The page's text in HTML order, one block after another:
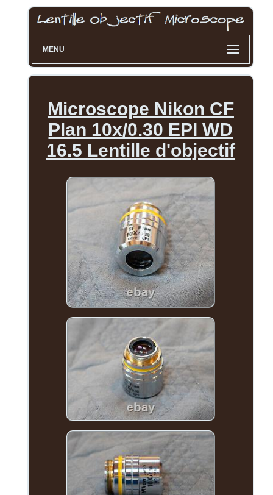
MENU
Microscope Nikon CF
Plan 10x/0.30 EPI WD
16.5 Lentille d'objectif